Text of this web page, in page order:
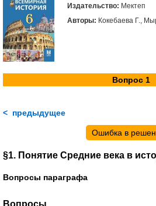
Издательство: Мектеп
Авторы: Кокебаева Г.,
Вопрос 1
< предыдущее
Ошибка в
§1. Понятие Средние века в
Вопросы параграфа
Вопросы